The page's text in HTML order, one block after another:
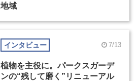
地域
インタビュー 7/13
植物を主役に。パークスガーデ
ンの“残して磨く”リニューアル